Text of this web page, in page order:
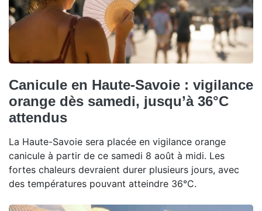
Canicule en Haute-Savoie : vigilance
orange dès samedi, jusqu’à 36°C
attendus
La Haute-Savoie sera placée en vigilance orange
canicule à partir de ce samedi 8 août à midi. Les
fortes chaleurs devraient durer plusieurs jours, avec
des températures pouvant atteindre 36°C.